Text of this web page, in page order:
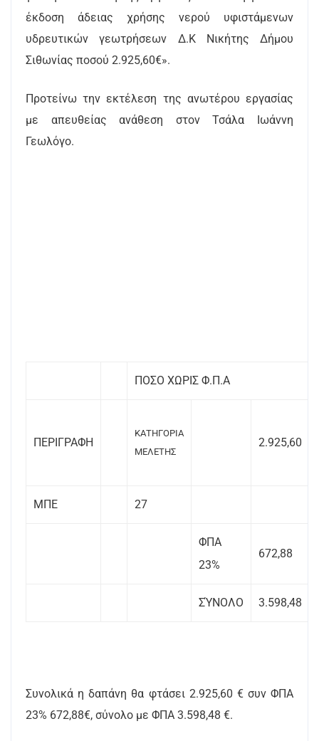
έκδοση άδειας χρήσης νερού υφιστάμενων
υδρευτικών γεωτρήσεων Δ.Κ Νικήτης Δήμου
Σιθωνίας ποσού 2.925,60€».
Προτείνω την εκτέλεση της ανωτέρου εργασίας
με απευθείας ανάθεση στον Τσάλα Ιωάννη
Γεωλόγο.
ΠΟΣΟ ΧΩΡΙΣ Φ.Π.Α
ΠΕΡΙΓΡΑΦΗ
ΚΑΤΗΓΟΡΙΑ
ΜΕΛΕΤΗΣ
2.925,60
ΜΠΕ 27
ΦΠΑ
23%
672,88
ΣΎΝΟΛΟ 3.598,48
Συνολικά η δαπάνη θα φτάσει 2.925,60 € συν ΦΠΑ
23% 672,88€, σύνολο με ΦΠΑ 3.598,48 €.